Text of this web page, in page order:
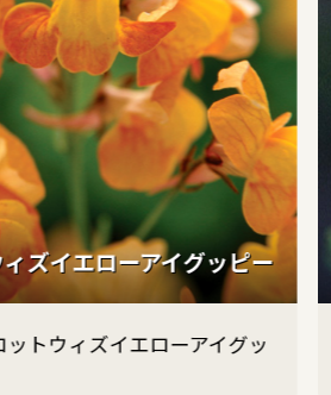
ズイエローアイグッピー
ットウィズイエローアイグッ